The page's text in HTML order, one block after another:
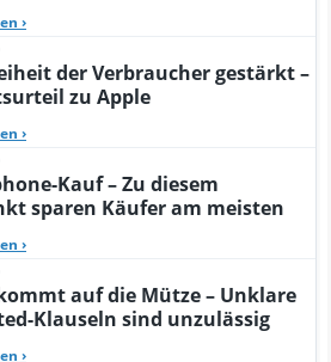
›
der Verbraucher gestärkt –
zu Apple
›
Kauf – Zu diesem
sparen Käufer am meisten
›
auf die Mütze – Unklare
Klauseln sind unzulässig
›